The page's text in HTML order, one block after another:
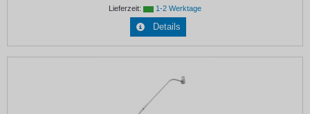
Lieferzeit:
1-2 Werktage
Details